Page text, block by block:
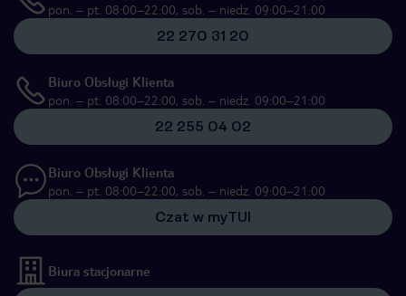
pon. – pt. 08:00–22:00, sob. – niedz. 09:00–21:00
22 270 31 20
Biuro Obsługi Klienta
pon. – pt. 08:00–22:00, sob. – niedz. 09:00–21:00
22 255 04 02
Biuro Obsługi Klienta
pon. – pt. 08:00–22:00, sob. – niedz. 09:00–21:00
Czat w myTUI
Biura stacjonarne